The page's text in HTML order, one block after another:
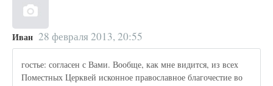
Иван 28 февраля 2013, 20:55
гостье: согласен с Вами. Вообще, как мне видится, из всех
Поместных Церквей исконное православное благочестие во